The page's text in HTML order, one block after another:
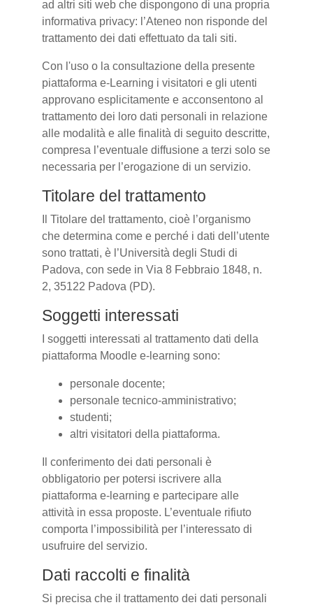
ad altri siti web che dispongono di una propria
informativa privacy: l’Ateneo non risponde del
trattamento dei dati effettuato da tali siti.
Con l'uso o la consultazione della presente
piattaforma e-Learning i visitatori e gli utenti
approvano esplicitamente e acconsentono al
trattamento dei loro dati personali in relazione
alle modalità e alle finalità di seguito descritte,
compresa l’eventuale diffusione a terzi solo se
necessaria per l’erogazione di un servizio.
Titolare del trattamento
Il Titolare del trattamento, cioè l’organismo
che determina come e perché i dati dell’utente
sono trattati, è l’Università degli Studi di
Padova, con sede in Via 8 Febbraio 1848, n.
2, 35122 Padova (PD).
Soggetti interessati
I soggetti interessati al trattamento dati della
piattaforma Moodle e-learning sono:
personale docente;
personale tecnico-amministrativo;
studenti;
altri visitatori della piattaforma.
Il conferimento dei dati personali è
obbligatorio per potersi iscrivere alla
piattaforma e-learning e partecipare alle
attività in essa proposte. L’eventuale rifiuto
comporta l’impossibilità per l’interessato di
usufruire del servizio.
Dati raccolti e finalità
Si precisa che il trattamento dei dati personali